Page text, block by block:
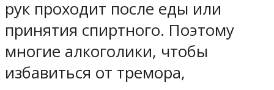
рук проходит после еды или
принятия спиртного. Поэтому
многие алкоголики, чтобы
избавиться от тремора,